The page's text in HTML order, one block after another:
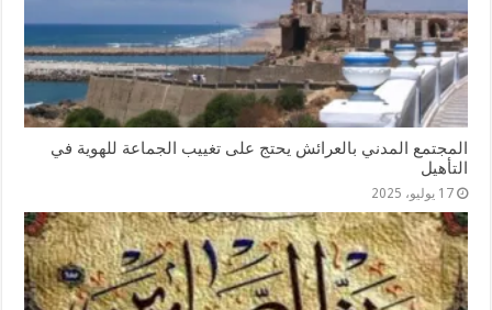
المجتمع المدني بالعرائش يحتج على تغييب الجماعة للهوية في
التأهيل
17 يوليو، 2025